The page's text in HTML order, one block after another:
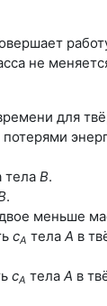
не
для
потерями
тела В.
.
меньше
сА тела А в
сА тела А в